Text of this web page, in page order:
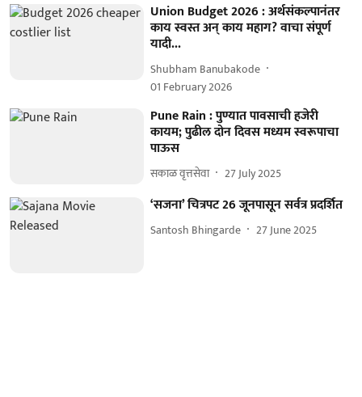
Union Budget 2026 : अर्थसंकल्पानंतर
काय स्वस्त अन् काय महाग? वाचा संपूर्ण
यादी...
Shubham Banubakode
01 February 2026
Pune Rain : पुण्यात पावसाची हजेरी
कायम; पुढील दोन दिवस मध्यम स्वरूपाचा
पाऊस
सकाळ वृत्तसेवा 27 July 2025
‘सजना’ चित्रपट 26 जूनपासून सर्वत्र प्रदर्शित
Santosh Bhingarde 27 June 2025